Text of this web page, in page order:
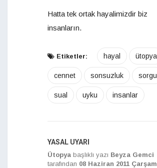
Hatta tek ortak hayalimizdir biz
insanların.
Etiketler: hayal ütopya
cennet sonsuzluk sorgu
sual uyku insanlar
YASAL UYARI
Ütopya başlıklı yazı Beyza Gemci
tarafından 08 Haziran 2011